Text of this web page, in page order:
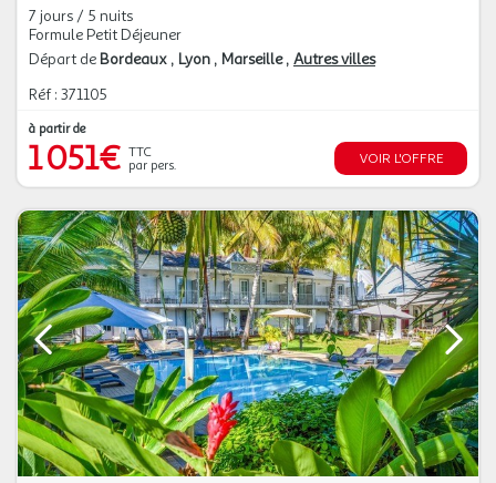
7 jours / 5 nuits
Formule Petit Déjeuner
Départ de Bordeaux Lyon Marseille Autres villes
Réf : 371105
à partir de
1 051€ TTC
par pers.
VOIR L'OFFRE